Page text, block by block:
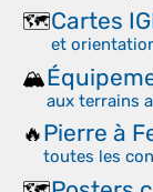
🗺️Cartes
et
🏔️
aux terrains
🔥Pierre à
toutes les